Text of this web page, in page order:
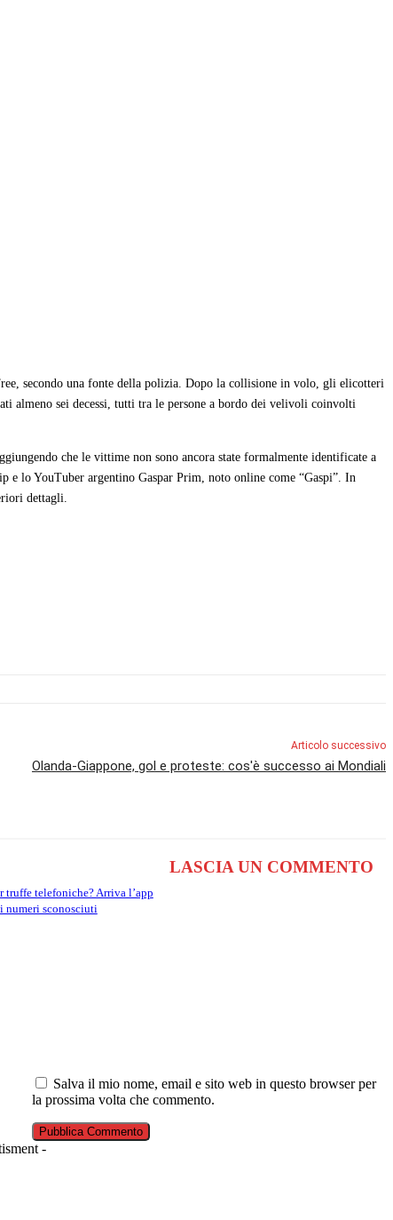
secondo una fonte della polizia. Dopo la collisione in volo, gli elicotteri
almeno sei decessi, tutti tra le persone a bordo dei velivoli coinvolti
che le vittime non sono ancora state formalmente identificate a
e lo YouTuber argentino Gaspar Prim, noto online come “Gaspi”. In
dettagli.
Articolo successivo
Olanda-Giappone, gol e proteste: cos'è successo ai Mondiali
truffe telefoniche? Arriva l’app
numeri sconosciuti
LASCIA UN COMMENTO
Salva il mio nome, email e sito web in questo browser per
la prossima volta che commento.
-